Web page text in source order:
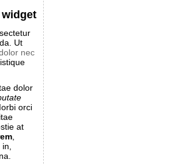
Ut
nec
dolor
orci
at
,